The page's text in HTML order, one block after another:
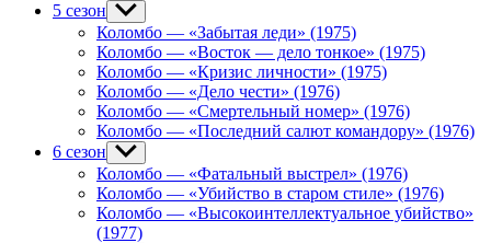
5 сезон Show
sub
menu
Коломбо — «Забытая леди» (1975)
Коломбо — «Восток — дело тонкое» (1975)
Коломбо — «Кризис личности» (1975)
Коломбо — «Дело чести» (1976)
Коломбо — «Смертельный номер» (1976)
Коломбо — «Последний салют командору» (1976)
6 сезон Show
sub
menu
Коломбо — «Фатальный выстрел» (1976)
Коломбо — «Убийство в старом стиле» (1976)
Коломбо — «Высокоинтеллектуальное убийство»
(1977)